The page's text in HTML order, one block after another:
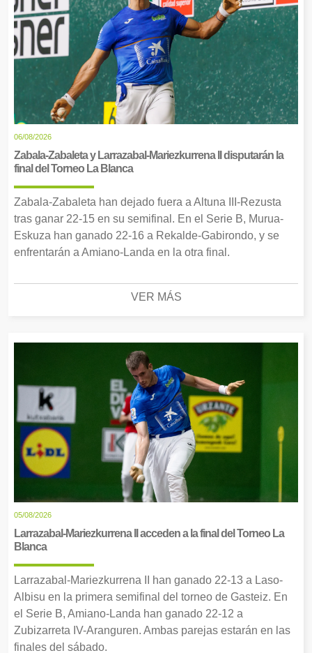
06/08/2026
Zabala-Zabaleta y Larrazabal-Mariezkurrena II disputarán la
final del Torneo La Blanca
Zabala-Zabaleta han dejado fuera a Altuna III-Rezusta
tras ganar 22-15 en su semifinal. En el Serie B, Murua-
Eskuza han ganado 22-16 a Rekalde-Gabirondo, y se
enfrentarán a Amiano-Landa en la otra final.
VER MÁS
05/08/2026
Larrazabal-Mariezkurrena II acceden a la final del Torneo La
Blanca
Larrazabal-Mariezkurrena II han ganado 22-13 a Laso-
Albisu en la primera semifinal del torneo de Gasteiz. En
el Serie B, Amiano-Landa han ganado 22-12 a
Zubizarreta IV-Aranguren. Ambas parejas estarán en las
finales del sábado.